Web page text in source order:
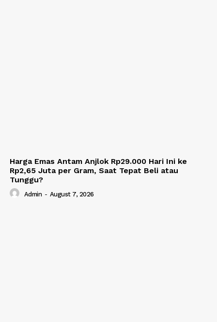
Harga Emas Antam Anjlok Rp29.000 Hari Ini ke
Rp2,65 Juta per Gram, Saat Tepat Beli atau
Tunggu?
Admin - August 7, 2026